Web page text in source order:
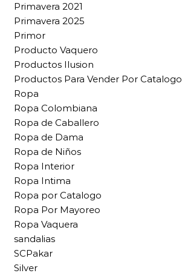
Primavera 2021
Primavera 2025
Primor
Producto Vaquero
Productos Ilusion
Productos Para Vender Por Catalogo
Ropa
Ropa Colombiana
Ropa de Caballero
Ropa de Dama
Ropa de Niños
Ropa Interior
Ropa Intima
Ropa por Catalogo
Ropa Por Mayoreo
Ropa Vaquera
sandalias
SCPakar
Silver